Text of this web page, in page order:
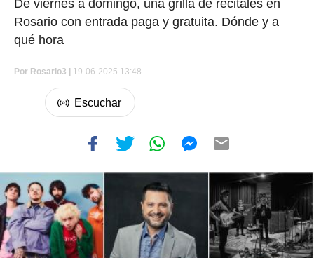
De viernes a domingo, una grilla de recitales en
Rosario con entrada paga y gratuita. Dónde y a
qué hora
Por Rosario3 | 19-06-2025 13:48